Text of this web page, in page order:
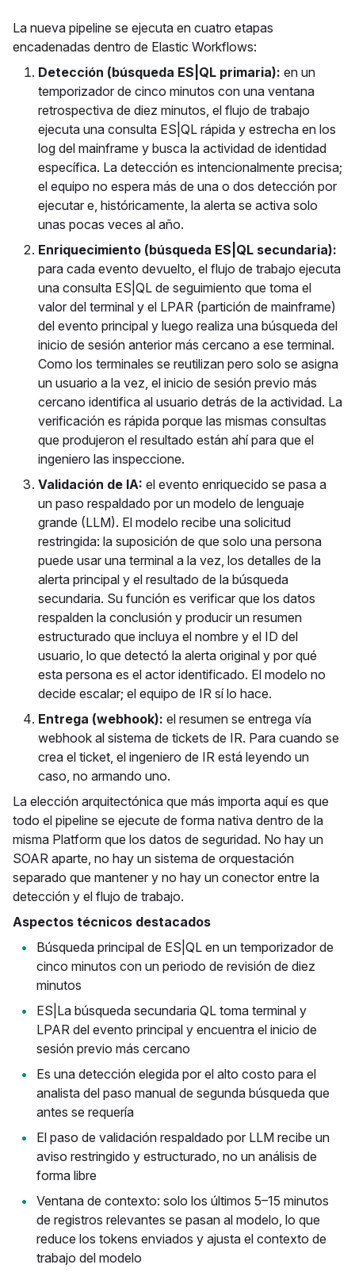
La nueva pipeline se ejecuta en cuatro etapas
encadenadas dentro de Elastic Workflows:
Detección (búsqueda ES|QL primaria): en un
temporizador de cinco minutos con una ventana
retrospectiva de diez minutos, el flujo de trabajo
ejecuta una consulta ES|QL rápida y estrecha en los
log del mainframe y busca la actividad de identidad
específica. La detección es intencionalmente precisa;
el equipo no espera más de una o dos detección por
ejecutar e, históricamente, la alerta se activa solo
unas pocas veces al año.
Enriquecimiento (búsqueda ES|QL secundaria):
para cada evento devuelto, el flujo de trabajo ejecuta
una consulta ES|QL de seguimiento que toma el
valor del terminal y el LPAR (partición de mainframe)
del evento principal y luego realiza una búsqueda del
inicio de sesión anterior más cercano a ese terminal.
Como los terminales se reutilizan pero solo se asigna
un usuario a la vez, el inicio de sesión previo más
cercano identifica al usuario detrás de la actividad. La
verificación es rápida porque las mismas consultas
que produjeron el resultado están ahí para que el
ingeniero las inspeccione.
Validación de IA: el evento enriquecido se pasa a
un paso respaldado por un modelo de lenguaje
grande (LLM). El modelo recibe una solicitud
restringida: la suposición de que solo una persona
puede usar una terminal a la vez, los detalles de la
alerta principal y el resultado de la búsqueda
secundaria. Su función es verificar que los datos
respalden la conclusión y producir un resumen
estructurado que incluya el nombre y el ID del
usuario, lo que detectó la alerta original y por qué
esta persona es el actor identificado. El modelo no
decide escalar; el equipo de IR sí lo hace.
Entrega (webhook): el resumen se entrega vía
webhook al sistema de tickets de IR. Para cuando se
crea el ticket, el ingeniero de IR está leyendo un
caso, no armando uno.
La elección arquitectónica que más importa aquí es que
todo el pipeline se ejecute de forma nativa dentro de la
misma Platform que los datos de seguridad. No hay un
SOAR aparte, no hay un sistema de orquestación
separado que mantener y no hay un conector entre la
detección y el flujo de trabajo.
Aspectos técnicos destacados
Búsqueda principal de ES|QL en un temporizador de
cinco minutos con un periodo de revisión de diez
minutos
ES|La búsqueda secundaria QL toma terminal y
LPAR del evento principal y encuentra el inicio de
sesión previo más cercano
Es una detección elegida por el alto costo para el
analista del paso manual de segunda búsqueda que
antes se requería
El paso de validación respaldado por LLM recibe un
aviso restringido y estructurado, no un análisis de
forma libre
Ventana de contexto: solo los últimos 5–15 minutos
de registros relevantes se pasan al modelo, lo que
reduce los tokens enviados y ajusta el contexto de
trabajo del modelo